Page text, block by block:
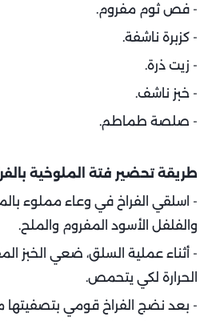
- فص ثوم مفروم.
- كزبرة ناشفة.
- زيت ذرة.
- خبز ناشف.
- صلصة طماطم.
طريقة تحضير فتة الملوخية
- اسلقي الفراخ في وعاء مملوء
والفلفل الأسود المفروم والملح.
- أثناء عملية السلق، ضعي الخبز
الحرارة لكي يتحمص.
- بعد نضج الفراخ قومي بتصفيتها